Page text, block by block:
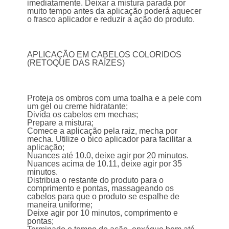
imediatamente. Deixar a mistura parada por
muito tempo antes da aplicação poderá aquecer
o frasco aplicador e reduzir a ação do produto.
APLICAÇÃO EM CABELOS COLORIDOS
(RETOQUE DAS RAÍZES)
Proteja os ombros com uma toalha e a pele com
um gel ou creme hidratante;
Divida os cabelos em mechas;
Prepare a mistura;
Comece a aplicação pela raiz, mecha por
mecha. Utilize o bico aplicador para facilitar a
aplicação;
Nuances até 10.0, deixe agir por 20 minutos.
Nuances acima de 10.11, deixe agir por 35
minutos.
Distribua o restante do produto para o
comprimento e pontas, massageando os
cabelos para que o produto se espalhe de
maneira uniforme;
Deixe agir por 10 minutos, comprimento e
pontas;